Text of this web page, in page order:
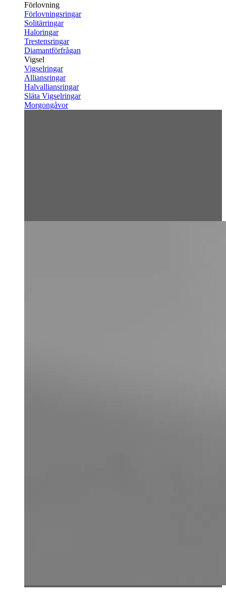
Förlovning
Förlovningsringar
Solitärringar
Haloringar
Trestensringar
Diamantförfrågan
Vigsel
Vigselringar
Alliansringar
Halvalliansringar
Släta Vigselringar
Morgongåvor